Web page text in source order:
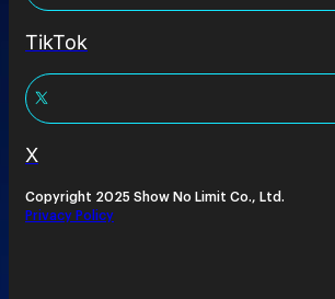
TikTok
X
Copyright 2025 Show No Limit Co., Ltd.
Privacy Policy